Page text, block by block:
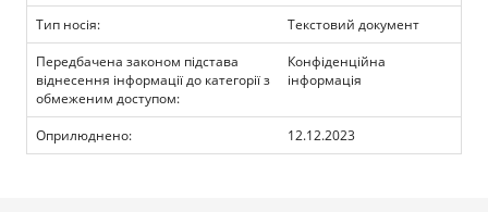
Тип носія:
Текстовий документ
Передбачена законом підстава
віднесення інформації до категорії з
обмеженим доступом:
Конфіденційна
інформація
Оприлюднено: 12.12.2023